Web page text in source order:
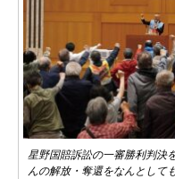
星野国賠訴訟の一審勝利判決
んの解放・奪還をなんとして